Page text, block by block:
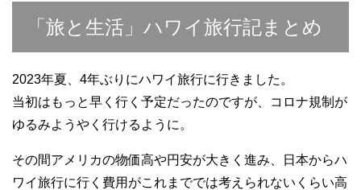
「旅と生活」ハワイ旅行記まとめ
2023年夏、4年ぶりにハワイ旅行に行きました。
当初はもっと早く行く予定だったのですが、コロナ規制が
ゆるみようやく行けるように。
その間アメリカの物価高や円安が大きく進み、日本からハ
ワイ旅行に行く費用がこれまででは考えられないくらい高